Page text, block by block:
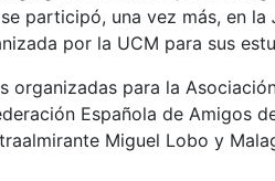
participó, una vez más, en la
por la UCM para sus
para la
Española de Amigos
Miguel Lobo y